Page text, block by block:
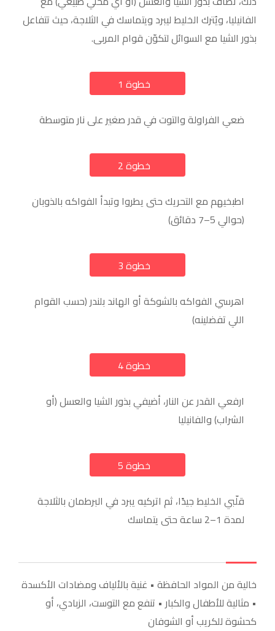
الفانيليا، ويُترك الخليط ليبرد ويتماسك في الثلاجة، حيث تتفاعل
بذور الشيا مع السوائل لتكوّن قوام المربى.
خطوة 1
ضعي الفراولة والتوت في قدر صغير على نار متوسطة
خطوة 2
اطبخيهم مع التحريك حتى يطروا وتبدأ الفواكه بالذوبان
(حوالي 5–7 دقائق)
خطوة 3
اهرسي الفواكه بالشوكة أو الهاند بلندر (حسب القوام
اللي تفضلينه)
خطوة 4
ارفعي القدر عن النار، أضيفي بذور الشيا والعسل (أو
الشراب) والفانيليا
خطوة 5
قلّبي الخليط جيدًا، ثم اتركيه يبرد في البرطمان بالثلاجة
لمدة 1–2 ساعة حتى يتماسك
خالية من المواد الحافظة • غنية بالألياف ومضادات الأكسدة
• مثالية للأطفال والكبار • تنفع مع التوست، الزبادي، أو
كحشوة للكريب أو الشوفان